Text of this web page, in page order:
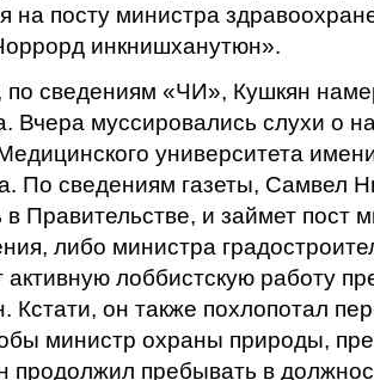
на посту министра
инкнишханутюн».
по сведениям «ЧИ», Кушкян
Вчера муссировались слухи о
университета
По сведениям газеты, Самвел
в Правительстве, и займет пост
либо министра
активную лоббистскую работу
Кстати, он также похлопотал
министр охраны природы,
продолжил пребывать в